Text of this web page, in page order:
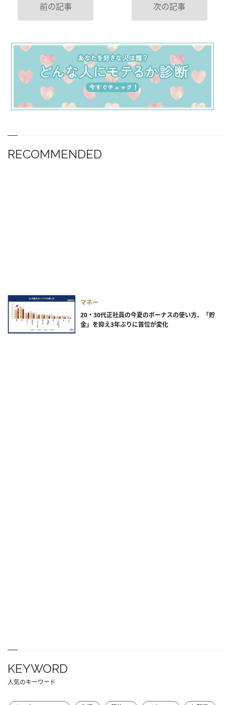
前の記事 次の記事
RECOMMENDED
マネー
20・30代正社員の今夏のボーナスの使い方、「貯
金」を抑え3年ぶりに首位が変化
KEYWORD
人気のキーワード